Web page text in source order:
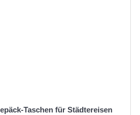
Taschen für Städtereisen